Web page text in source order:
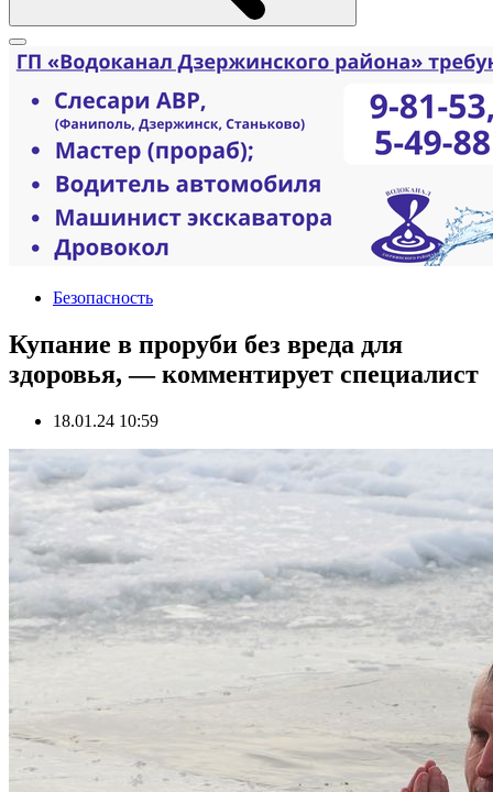
Безопасность
Купание в проруби без вреда для
здоровья, — комментирует специалист
18.01.24 10:59